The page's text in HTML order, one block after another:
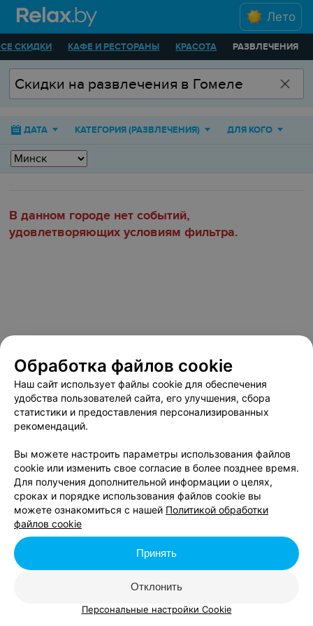
Лето
СКИДКИ КАФЕ И РЕСТОРАНЫ КРАСОТА РАЗВЛЕЧЕНИЯ
ДАТА КАТЕГОРИЯ (РАЗВЛЕЧЕНИЯ) ДЛЯ КОГО
В данном городе нет событий,
удовлетворяющих условиям фильтра.
Обработка файлов cookie
Наш сайт использует файлы cookie для обеспечения
удобства пользователей сайта, его улучшения, сбора
статистики и предоставления персонализированных
рекомендаций.
Вы можете настроить параметры использования файлов
cookie или изменить свое согласие в более позднее время.
Для получения дополнительной информации о целях,
сроках и порядке использования файлов cookie вы
можете ознакомиться с нашей Политикой обработки
файлов cookie
Отклонить
Принять
Персональные настройки Cookie